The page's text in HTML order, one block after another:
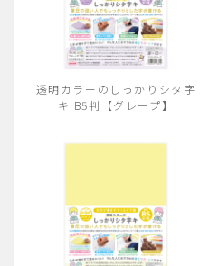
透明カラーのしっかりシタ字
キ B5判【グレープ】